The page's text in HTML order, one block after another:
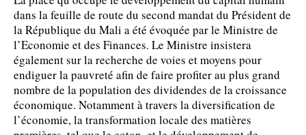
dans la feuille de route du second mandat du Président de
la République du Mali a été évoquée par le Ministre de
l’Economie et des Finances. Le Ministre insistera
également sur la recherche de voies et moyens pour
endiguer la pauvreté afin de faire profiter au plus grand
nombre de la population des dividendes de la croissance
économique. Notamment à travers la diversification de
l’économie, la transformation locale des matières